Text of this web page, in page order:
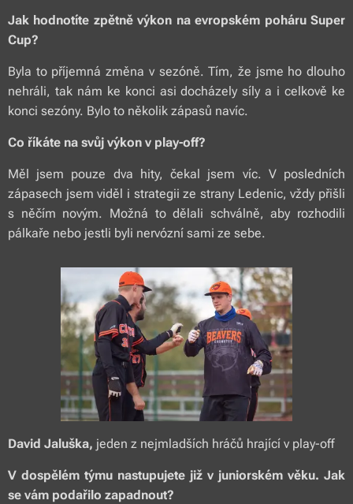
Jak hodnotíte zpětně výkon na evropském poháru Super
Cup?
Byla to příjemná změna v sezóně. Tím, že jsme ho dlouho
nehráli, tak nám ke konci asi docházely síly a i celkově ke
konci sezóny. Bylo to několik zápasů navíc.
Co říkáte na svůj výkon v play-off?
Měl jsem pouze dva hity, čekal jsem víc. V posledních
zápasech jsem viděl i strategii ze strany Ledenic, vždy přišli
s něčím novým. Možná to dělali schválně, aby rozhodili
pálkaře nebo jestli byli nervózní sami ze sebe.
David Jaluška, jeden z nejmladších hráčů hrající v play-off
V dospělém týmu nastupujete již v juniorském věku. Jak
se vám podařilo zapadnout?